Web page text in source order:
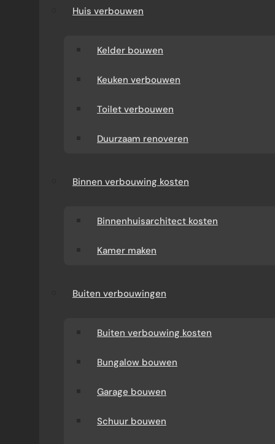
Huis verbouwen
Kelder bouwen
Keuken verbouwen
Toilet verbouwen
Duurzaam renoveren
Binnen verbouwing kosten
Binnenhuisarchitect kosten
Kamer maken
Buiten verbouwingen
Buiten verbouwing kosten
Bungalow bouwen
Garage bouwen
Schuur bouwen